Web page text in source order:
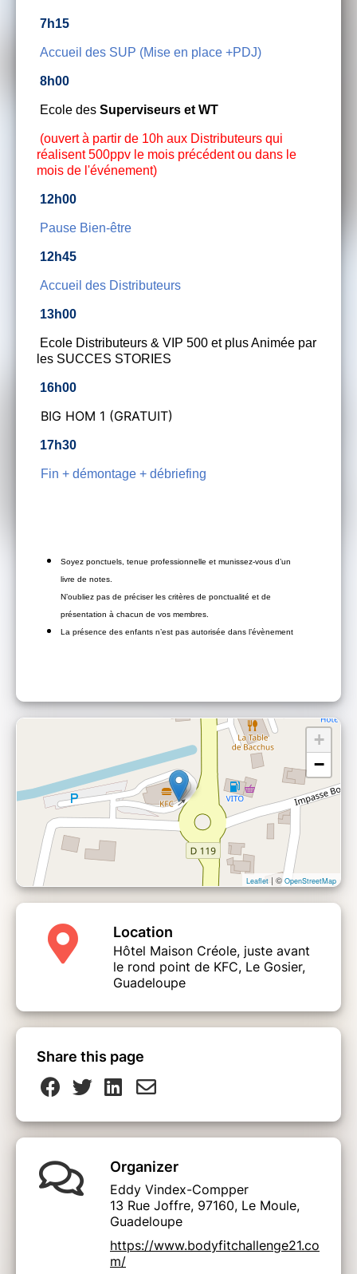
7h15
Accueil des SUP (Mise en place +PDJ)
8h00
Ecole des Superviseurs et WT
(ouvert à partir de 10h aux Distributeurs qui
réalisent 500ppv le mois précédent ou dans le
mois de l'événement)
12h00
Pause Bien-être
12h45
Accueil des Distributeurs
13h00
Ecole Distributeurs & VIP 500 et plus Animée par
les SUCCES STORIES
16h00
BIG HOM 1 (GRATUIT)
17h30
Fin + démontage + débriefing
Soyez ponctuels, tenue professionnelle et munissez-vous d’un
livre de notes.
N’oubliez pas de préciser les critères de ponctualité et de
présentation à chacun de vos membres.
La présence des enfants n’est pas autorisée dans l’évènement
+
−
Leaflet | © OpenStreetMap
Location
Hôtel Maison Créole, juste avant
le rond point de KFC, Le Gosier,
Guadeloupe
Share this page
Organizer
Eddy Vindex-Compper
13 Rue Joffre, 97160, Le Moule,
Guadeloupe
https://www.bodyfitchallenge21.co
m/